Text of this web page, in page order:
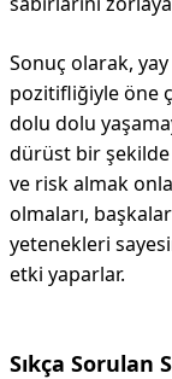
Sonuç olarak, yay
pozitifliğiyle öne
dolu dolu
dürüst bir şekilde
ve risk almak
olmaları,
yetenekleri
etki yaparlar.
Sıkça Sorulan